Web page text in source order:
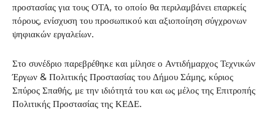
προστασίας για τους ΟΤΑ, το οποίο θα περιλαμβάνει επαρκείς
πόρους, ενίσχυση του προσωπικού και αξιοποίηση σύγχρονων
ψηφιακών εργαλείων.
Στο συνέδριο παρεβρέθηκε και μίλησε ο Αντιδήμαρχος Τεχνικών
Έργων & Πολιτικής Προστασίας του Δήμου Σάμης, κύριος
Σπύρος Σπαθής, με την ιδιότητά του και ως μέλος της Επιτροπής
Πολιτικής Προστασίας της ΚΕΔΕ.